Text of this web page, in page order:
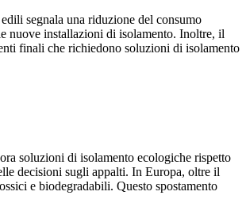
segnala una riduzione del consumo
nuove installazioni di isolamento. Inoltre, il
finali che richiedono soluzioni di isolamento
soluzioni di isolamento ecologiche rispetto
decisioni sugli appalti. In Europa, oltre il
e biodegradabili. Questo spostamento